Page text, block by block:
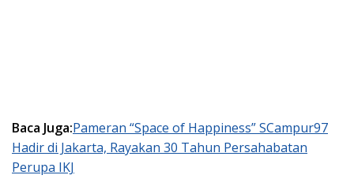
Baca Juga:Pameran “Space of Happiness” SCampur97
Hadir di Jakarta, Rayakan 30 Tahun Persahabatan
Perupa IKJ